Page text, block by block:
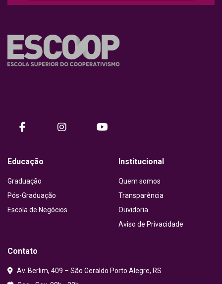
facebookinstagram
Educação
Graduação
Pós-Graduação
Escola de Negócios
Institucional
Quem somos
Transparência
Ouvidoria
Aviso de Privacidade
Contato
Av. Berlim, 409 – São Geraldo Porto Alegre, RS